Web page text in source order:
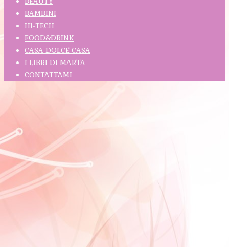
BAMBINI
HI-TECH
FOOD&DRINK
CASA DOLCE CASA
I LIBRI DI MARTA
CONTATTAMI